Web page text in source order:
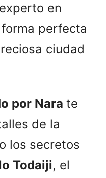
experto en
perfecta
ciudad
por Nara te
de la
o los secretos
Todaiji, el